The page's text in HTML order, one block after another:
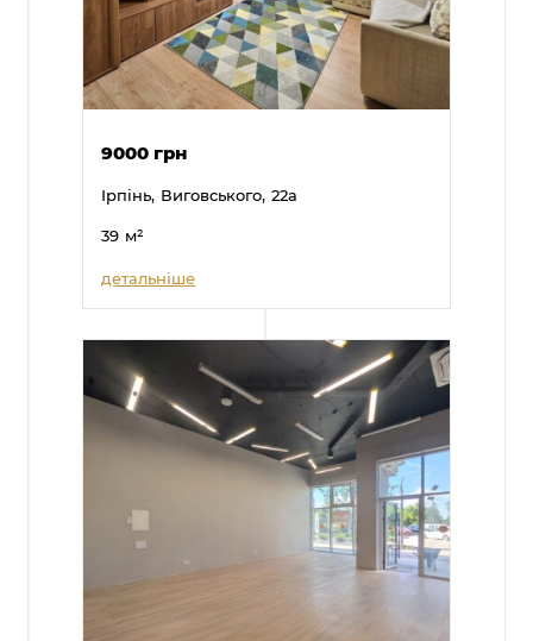
9000 грн
Ірпінь, Виговського, 22а
39 м²
детальніше